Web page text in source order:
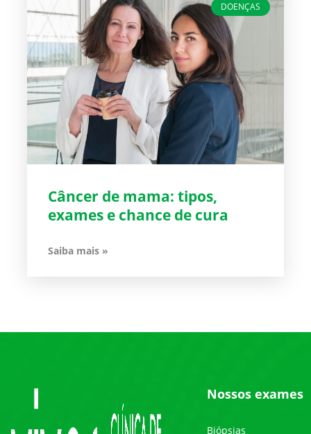
DOENÇAS
Câncer de mama: tipos,
exames e chance de cura
Saiba mais »
Nossos exames
Biópsias